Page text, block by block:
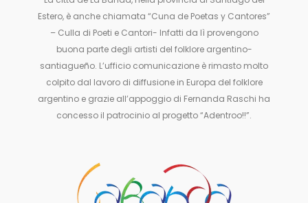
Estero, è anche chiamata “Cuna de Poetas y Cantores”
– Culla di Poeti e Cantori- Infatti da lì provengono
buona parte degli artisti del folklore argentino-
santiagueño. L’ufficio comunicazione è rimasto molto
colpito dal lavoro di diffusione in Europa del folklore
argentino e grazie all’appoggio di Fernanda Raschi ha
concesso il patrocinio al progetto “Adentroo!!”.